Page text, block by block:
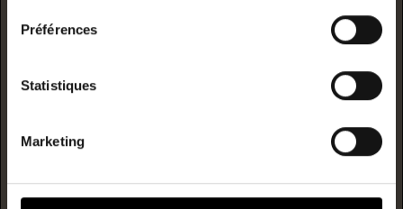
Préférences
Statistiques
Marketing
primaire)
émission